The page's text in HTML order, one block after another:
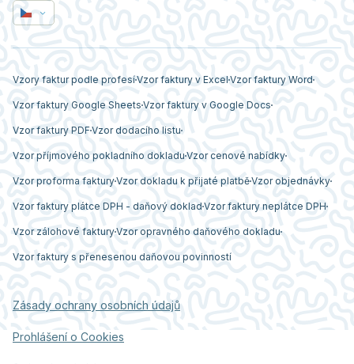
Vzory faktur podle profesíVzor faktury v Excel Vzor faktury Word
Vzor faktury Google Sheets Vzor faktury v Google Docs
Vzor faktury PDF Vzor dodacího listu
Vzor příjmového pokladního dokladu Vzor cenové nabídky
Vzor proforma fakturyVzor dokladu k přijaté platběVzor objednávky
Vzor faktury plátce DPH - daňový doklad Vzor faktury neplátce DPH
Vzor zálohové fakturyVzor opravného daňového dokladu
Vzor faktury s přenesenou daňovou povinností
Zásady ochrany osobních údajů
Prohlášení o Cookies